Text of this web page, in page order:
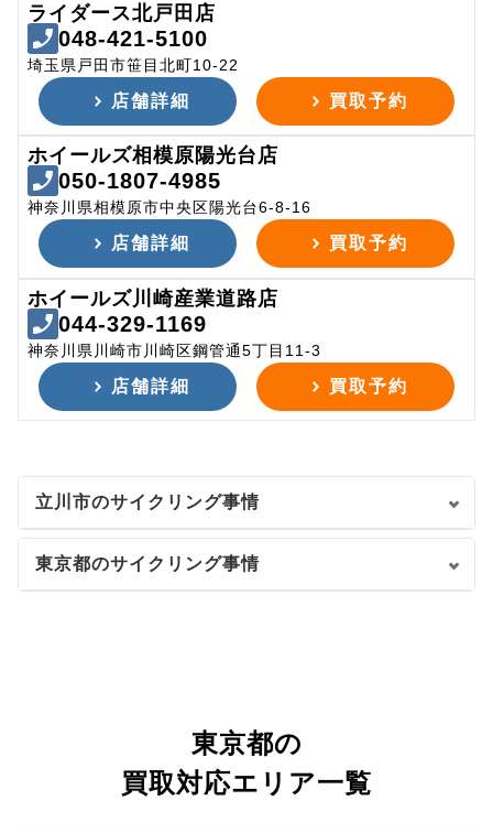
ライダース北戸田店
048-421-5100
埼玉県戸田市笹目北町10-22
店舗詳細 買取予約
ホイールズ相模原陽光台店
050-1807-4985
神奈川県相模原市中央区陽光台6-8-16
店舗詳細 買取予約
ホイールズ川崎産業道路店
044-329-1169
神奈川県川崎市川崎区鋼管通5丁目11-3
店舗詳細 買取予約
立川市のサイクリング事情
東京都のサイクリング事情
東京都の
買取対応エリア一覧